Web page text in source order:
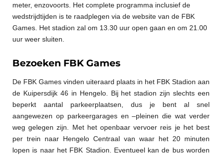
meter, enzovoorts. Het complete programma inclusief de
wedstrijdtijden is te raadplegen via de website van de FBK
Games. Het stadion zal om 13.30 uur open gaan en om 21.00
uur weer sluiten.
Bezoeken FBK Games
De FBK Games vinden uiteraard plaats in het FBK Stadion aan
de Kuipersdijk 46 in Hengelo. Bij het stadion zijn slechts een
beperkt aantal parkeerplaatsen, dus je bent al snel
aangewezen op parkeergarages en –pleinen die wat verder
weg gelegen zijn. Met het openbaar vervoer reis je het best
per trein naar Hengelo Centraal van waar het 20 minuten
lopen is naar het FBK Stadion. Eventueel kan de bus worden